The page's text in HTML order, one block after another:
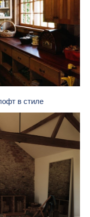
в стиле